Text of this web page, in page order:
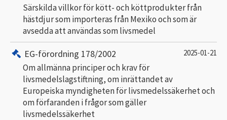
Särskilda villkor för kött- och köttprodukter från
hästdjur som importeras från Mexiko och som är
avsedda att användas som livsmedel
EG-förordning 178/2002 2025-01-21
Om allmänna principer och krav för
livsmedelslagstiftning, om inrättandet av
Europeiska myndigheten för livsmedelssäkerhet och
om förfaranden i frågor som gäller
livsmedelssäkerhet